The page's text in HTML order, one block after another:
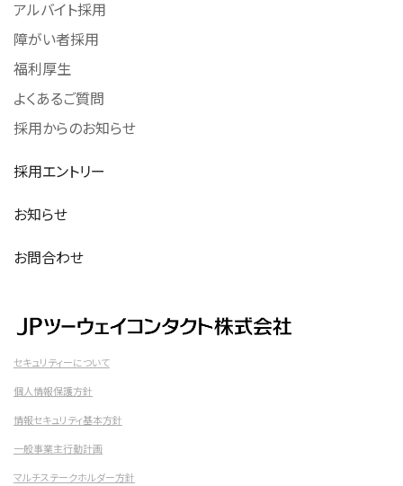
アルバイト採用
障がい者採用
福利厚生
よくあるご質問
採用からのお知らせ
採用エントリー
お知らせ
お問合わせ
セキュリティーについて
個人情報保護方針
情報セキュリティ基本方針
一般事業主行動計画
マルチステークホルダー方針